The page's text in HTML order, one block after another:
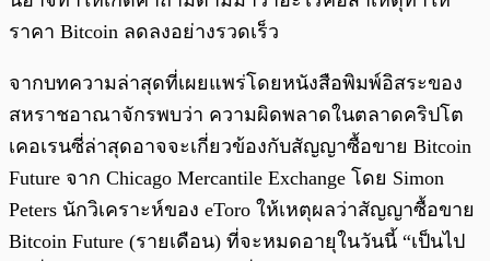
ราคา Bitcoin ลดลงอย่างรวดเร็ว
จากบทความล่าสุดที่เผยแพร่โดยหนังสือพิมพ์อิสระของ
สหราชอาณาจักรพบว่า ความผิดพลาดในตลาดคริปโต
เคอเรนซี่ล่าสุดอาจจะเกี่ยวข้องกับสัญญาซื้อขาย Bitcoin
Future จาก Chicago Mercantile Exchange โดย Simon
Peters นักวิเคราะห์ของ eToro ให้เหตุผลว่าสัญญาซื้อขาย
Bitcoin Future (รายเดือน) ที่จะหมดอายุในวันนี้ “เป็นไป